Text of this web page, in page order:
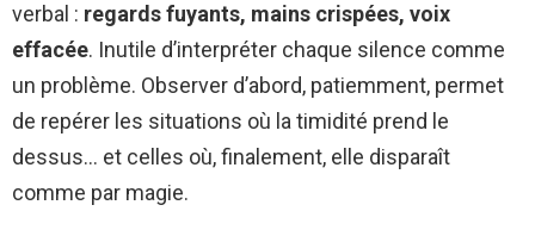
verbal : regards fuyants, mains crispées, voix
effacée. Inutile d’interpréter chaque silence comme
un problème. Observer d’abord, patiemment, permet
de repérer les situations où la timidité prend le
dessus… et celles où, finalement, elle disparaît
comme par magie.